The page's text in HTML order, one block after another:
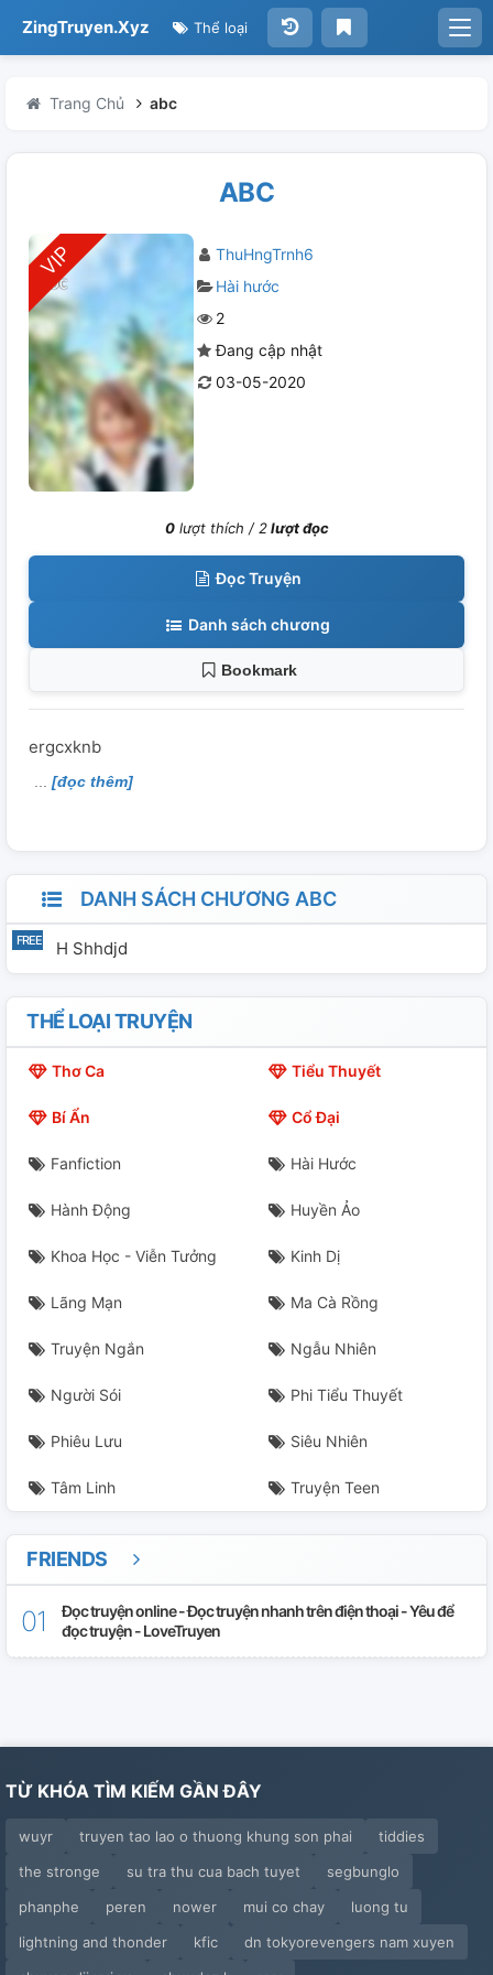
ZingTruyen.Xyz Thể loại
Trang Chủ abc
ABC
ThuHngTrnh6
Hài hước
2
Đang cập nhật
03-05-2020
0lượt thích /2lượt đọc
Đọc Truyện
Danh sách chương
Bookmark
ergcxknb
[đọc thêm]
DANH SÁCH CHƯƠNG ABC
H Shhdjd
THỂ LOẠI TRUYỆN
Thơ Ca Tiểu Thuyết
Bí Ẩn Cổ Đại
Fanfiction Hài Hước
Hành Động Huyền Ảo
Khoa Học - Viễn Tưởng Kinh Dị
Lãng Mạn Ma Cà Rồng
Truyện Ngắn Ngẫu Nhiên
Người Sói Phi Tiểu Thuyết
Phiêu Lưu Siêu Nhiên
Tâm Linh Truyện Teen
FRIENDS
Đọc truyện online - Đọc truyện nhanh trên điện thoại - Yêu để
đọc truyện - LoveTruyen
TỪ KHÓA TÌM KIẾM GẦN ĐÂY
wuyr truyen tao lao o thuong khung son phai
tiddies
the stronge
su tra thu cua bach tuyet
segbunglo
phanphe
peren nower mui co chay
luong tu
lightning and thonder
kfic
dn tokyorevengers nam xuyen